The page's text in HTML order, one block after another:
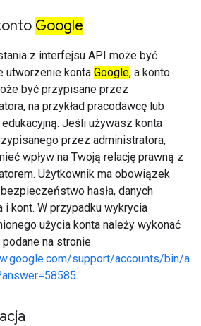
Google
z interfejsu API może być
utworzenie konta Google, a konto
być przypisane przez
na przykład pracodawcę lub
Jeśli używasz konta
przez administratora,
wpływ na Twoją relację prawną z
Użytkownik ma obowiązek
hasła, danych
i kont. W przypadku wykrycia
użycia konta należy wykonać
na stronie
support/accounts/bin/a
.